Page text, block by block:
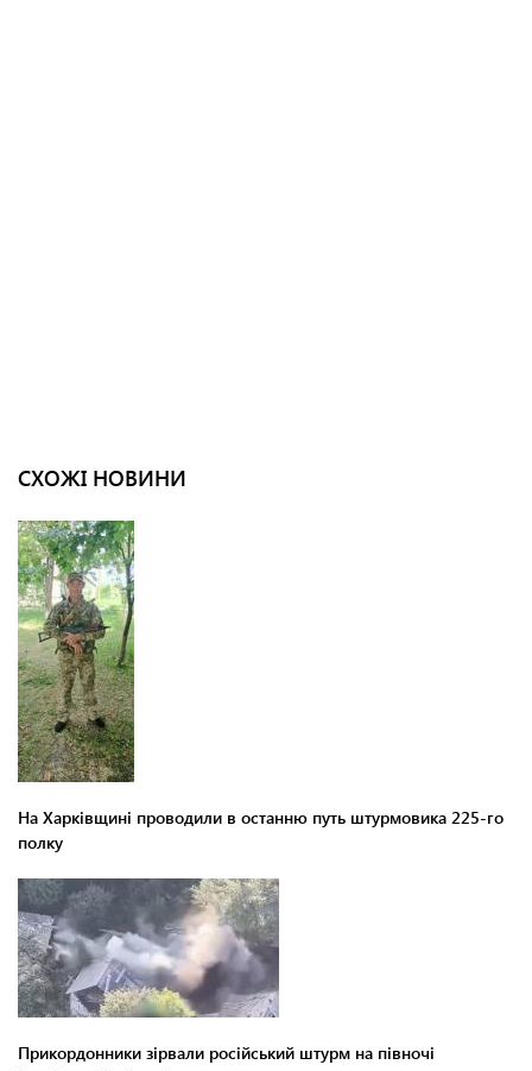
СХОЖІ НОВИНИ
На Харківщині проводили в останню путь штурмовика 225-го
полку
Прикордонники зірвали російський штурм на півночі